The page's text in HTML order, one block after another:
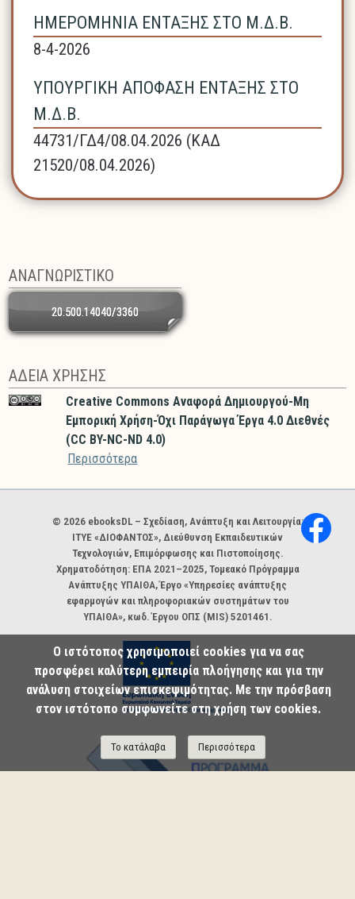
ΗΜΕΡΟΜΗΝΙΑ ΕΝΤΑΞΗΣ ΣΤΟ Μ.Δ.Β.
8-4-2026
ΥΠΟΥΡΓΙΚΗ ΑΠΟΦΑΣΗ ΕΝΤΑΞΗΣ ΣΤΟ
Μ.Δ.Β.
44731/ΓΔ4/08.04.2026 (ΚΑΔ
21520/08.04.2026)
ΑΝΑΓΝΩΡΙΣΤΙΚΟ
20.500.14040/3360
ΑΔΕΙΑ ΧΡΗΣΗΣ
Creative Commons Αναφορά Δημιουργού-Μη
Εμπορική Χρήση-Όχι Παράγωγα Έργα 4.0 Διεθνές
(CC BY-NC-ND 4.0)
Περισσότερα
Χορηγοί και φορείς
© 2026 ebooksDL – Σχεδίαση, Ανάπτυξη και Λειτουργία:
ΙΤΥΕ «ΔΙΟΦΑΝΤΟΣ», Διεύθυνση Εκπαιδευτικών
Τεχνολογιών, Επιμόρφωσης και Πιστοποίησης.
Χρηματοδότηση: ΕΠΑ 2021–2025, Τομεακό Πρόγραμμα
Ανάπτυξης ΥΠΑΙΘΑ, Έργο «Υπηρεσίες ανάπτυξης
εφαρμογών και πληροφοριακών συστημάτων του
ΥΠΑΙΘΑ», κωδ. Έργου ΟΠΣ (MIS) 5201461.
Ο ιστότοπος χρησιμοποιεί cookies για να σας
προσφέρει καλύτερη εμπειρία πλοήγησης και για την
ανάλυση στοιχείων επισκεψιμότητας. Με την πρόσβαση
στον ιστότοπο συμφωνείτε στη χρήση των cookies.
Το κατάλαβα Περισσότερα